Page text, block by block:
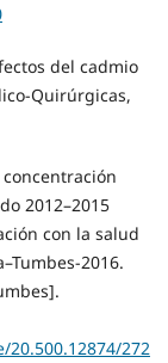
del cadmio
Quirúrgicas,
concentración
2012–2015
con la salud
2016.
272